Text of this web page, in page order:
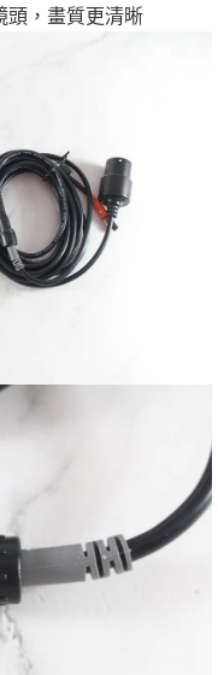
頭，畫質更清晰